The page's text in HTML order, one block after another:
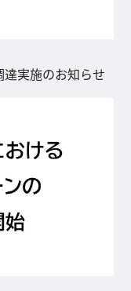
実施のお知らせ